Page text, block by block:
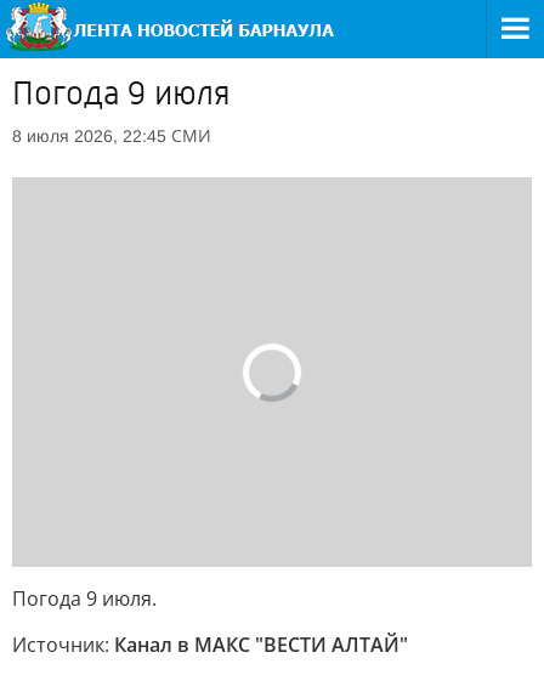
Погода 9 июля
8 июля 2026, 22:45 СМИ
Погода 9 июля.
Источник: Канал в МАКС "ВЕСТИ АЛТАЙ"